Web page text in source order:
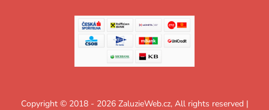
Copyright © 2018 - 2026 ZaluzieWeb.cz, All rights reserved |